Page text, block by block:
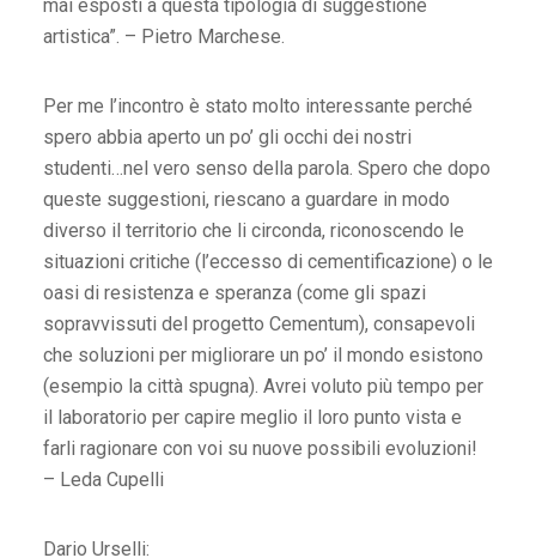
mai esposti a questa tipologia di suggestione
artistica”. – Pietro Marchese.
Per me l’incontro è stato molto interessante perché
spero abbia aperto un po’ gli occhi dei nostri
studenti…nel vero senso della parola. Spero che dopo
queste suggestioni, riescano a guardare in modo
diverso il territorio che li circonda, riconoscendo le
situazioni critiche (l’eccesso di cementificazione) o le
oasi di resistenza e speranza (come gli spazi
sopravvissuti del progetto Cementum), consapevoli
che soluzioni per migliorare un po’ il mondo esistono
(esempio la città spugna). Avrei voluto più tempo per
il laboratorio per capire meglio il loro punto vista e
farli ragionare con voi su nuove possibili evoluzioni!
– Leda Cupelli
Dario Urselli: